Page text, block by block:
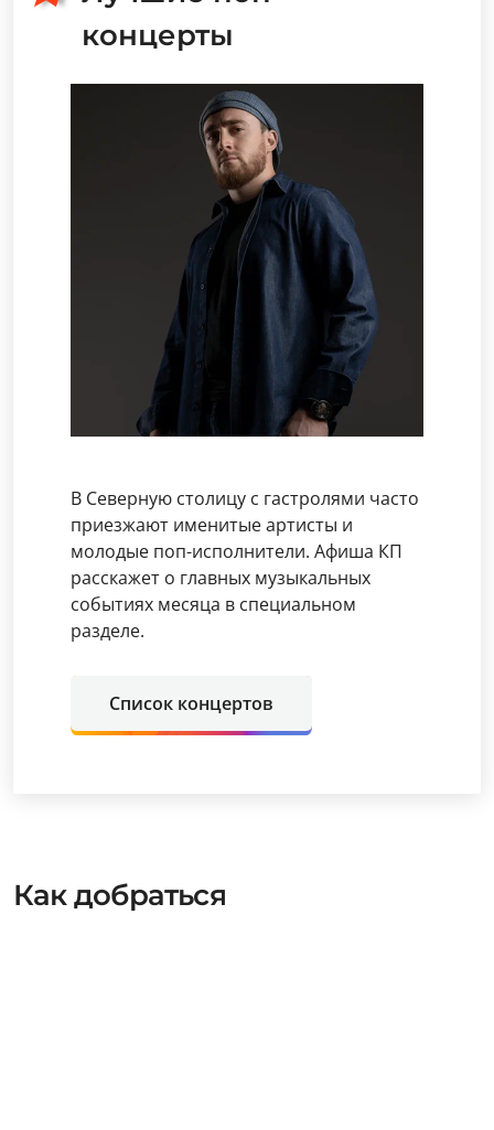
концерты
В Северную столицу с гастролями часто
приезжают именитые артисты и
молодые поп-исполнители. Афиша КП
расскажет о главных музыкальных
событиях месяца в специальном
разделе.
Список концертов
Как добраться